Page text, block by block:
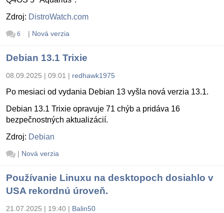
Zdroj: DistroWatch.com
6 | Nová verzia
Debian 13.1 Trixie
08.09.2025 | 09:01 | redhawk1975
Po mesiaci od vydania Debian 13 vyšla nová verzia 13.1.
Debian 13.1 Trixie opravuje 71 chýb a pridáva 16
bezpečnostných aktualizácií.
Zdroj: Debian
| Nová verzia
Používanie Linuxu na desktopoch dosiahlo v
USA rekordnú úroveň.
21.07.2025 | 19:40 | Balin50